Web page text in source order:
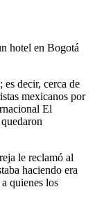
hotel en Bogotá
decir, cerca de
mexicanos por
El
le reclamó al
haciendo era
quienes los